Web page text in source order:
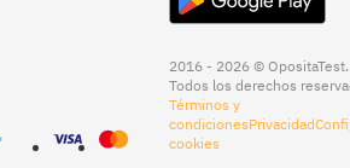
2016 - 2026 © OpositaTest.
Todos los derechos
Términos y
condicionesPrivacidad
cookies